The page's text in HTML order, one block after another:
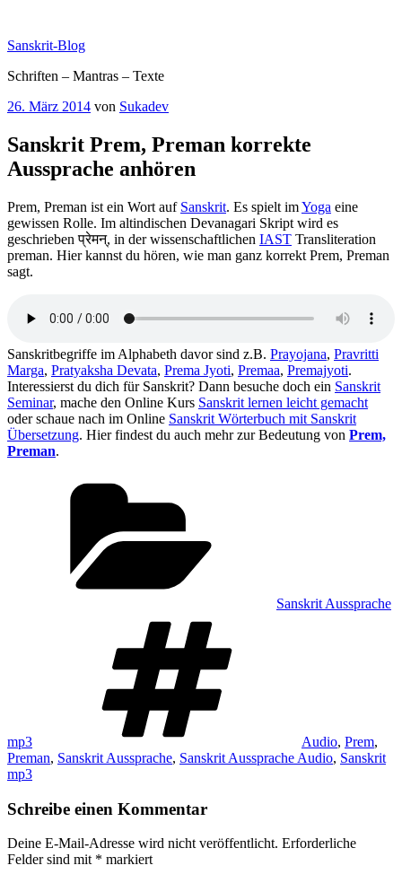
springen
Sanskrit-Blog
Schriften – Mantras – Texte
Veröffentlicht
26. März 2014 von Sukadev
Sanskrit Prem, Preman korrekte
Aussprache anhören
Prem, Preman ist ein Wort auf Sanskrit. Es spielt imYoga eine
gewissen Rolle. Im altindischen Devanagari Skript wird es
geschrieben प्रेमन्, in der wissenschaftlichen IAST Transliteration
preman. Hier kannst du hören, wie man ganz korrekt Prem, Preman
sagt.
Sanskritbegriffe im Alphabeth davor sind z.B. Prayojana, Pravritti
Marga, Pratyaksha Devata, Prema Jyoti, Premaa, Premajyoti.
Interessierst du dich für Sanskrit? Dann besuche doch ein Sanskrit
Seminar, mache den Online Kurs Sanskrit lernen leicht gemacht
oder schaue nach im Online Sanskrit Wörterbuch mit Sanskrit
Übersetzung. Hier findest du auch mehr zur Bedeutung von Prem,
Preman.
Sanskrit Aussprache
mp3 Audio, Prem,
Preman, Sanskrit Aussprache, Sanskrit Aussprache Audio, Sanskrit
mp3
Schreibe einen Kommentar
Deine E-Mail-Adresse wird nicht veröffentlicht. Erforderliche
Felder sind mit * markiert